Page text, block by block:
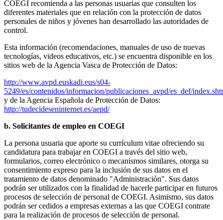
COEGI recomienda a las personas usuarias que consulten los
diferentes materiales que en relación con la protección de datos
personales de niños y jóvenes han desarrollado las autoridades de
control.
Esta información (recomendaciones, manuales de uso de nuevas
tecnologías, videos educativos, etc.) se encuentra disponible en los
sitios web de la Agencia Vasca de Protección de Datos:
http://www.avpd.euskadi.eus/s04-
5249/es/contenidos/informacion/publicaciones_avpd/es_def/
y de la Agencia Española de Protección de Datos:
http://tudecideseninternet.es/aepd/
b. Solicitantes de empleo en COEGI
La persona usuaria que aporte su currículum vitae ofreciendo su
candidatura para trabajar en COEGI a través del sitio web,
formularios, correo electrónico o mecanismos similares, otorga su
consentimiento expreso para la inclusión de sus datos en el
tratamiento de datos denominado "Administración". Sus datos
podrán ser utilizados con la finalidad de hacerle participar en futuros
procesos de selección de personal de COEGI. Asimismo, sus datos
podrán ser cedidos a empresas externas a las que COEGI contrate
para la realización de procesos de selección de personal.